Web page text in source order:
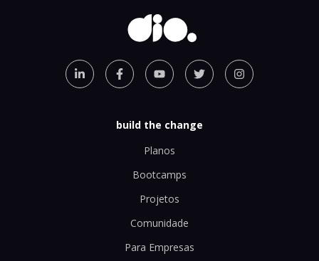
build the change
Planos
Bootcamps
Projetos
Comunidade
Para Empresas